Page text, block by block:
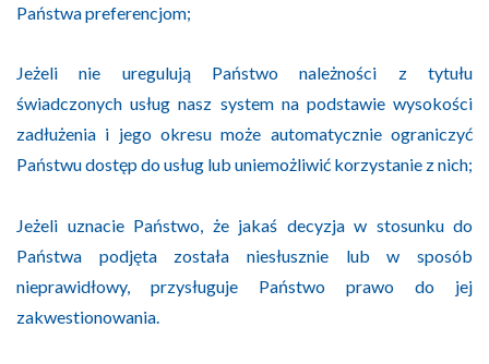
Państwa preferencjom;
Jeżeli nie uregulują Państwo należności z tytułu
świadczonych usług nasz system na podstawie wysokości
zadłużenia i jego okresu może automatycznie ograniczyć
Państwu dostęp do usług lub uniemożliwić korzystanie z nich;
Jeżeli uznacie Państwo, że jakaś decyzja w stosunku do
Państwa podjęta została niesłusznie lub w sposób
nieprawidłowy, przysługuje Państwo prawo do jej
zakwestionowania.